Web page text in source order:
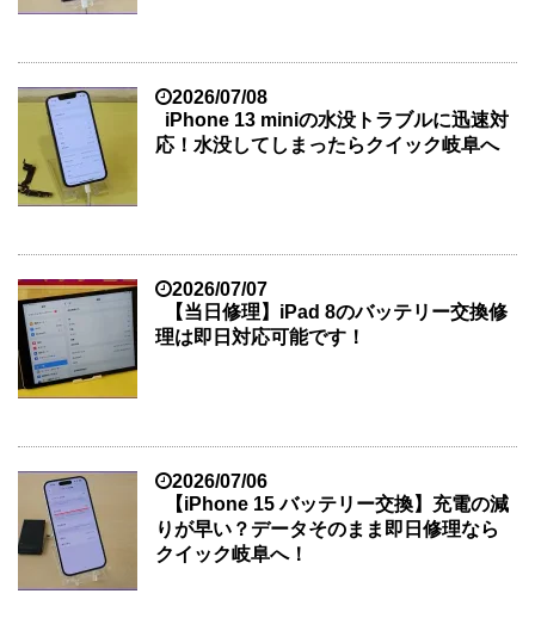
2026/07/08
iPhone 13 miniの水没トラブルに迅速対
応！水没してしまったらクイック岐阜へ
2026/07/07
【当日修理】iPad 8のバッテリー交換修
理は即日対応可能です！
2026/07/06
【iPhone 15 バッテリー交換】充電の減
りが早い？データそのまま即日修理なら
クイック岐阜へ！